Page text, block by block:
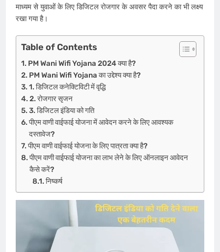
माध्यम से युवाओं के लिए डिजिटल रोजगार के अवसर पैदा करने का भी लक्ष्य
रखा गया है।
Table of Contents
PM Wani Wifi Yojana 2024 क्या है?
PM Wani Wifi Yojana का उद्देश्य क्या है?
1. डिजिटल कनेक्टिविटी में वृद्धि
2. रोजगार सृजन
3. डिजिटल इंडिया को गति
पीएम वाणी वाईफाई योजना में आवेदन करने के लिए आवश्यक
दस्तावेज?
पीएम वाणी वाईफाई योजना के लिए पात्रता क्या है?
पीएम वाणी वाईफाई योजना का लाभ लेने के लिए ऑनलाइन आवेदन
कैसे करें?
निष्कर्ष